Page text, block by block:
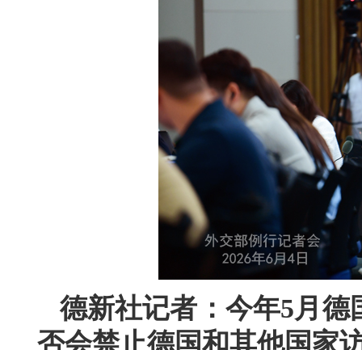
德新社记者：今年5月
否会禁止德国和其他国家